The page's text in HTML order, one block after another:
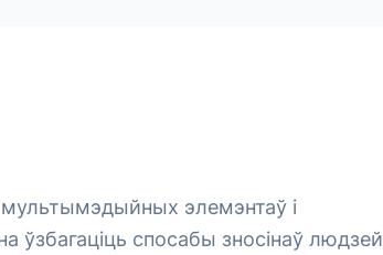
мультымэдыйных элемэнтаў і
ўзбагаціць спосабы зносінаў людзей